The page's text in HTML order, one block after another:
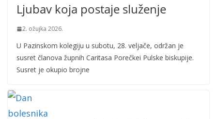
Ljubav koja postaje služenje
2. ožujka 2026.
U Pazinskom kolegiju u subotu, 28. veljače, održan je
susret članova župnih Caritasa Porečkei Pulske biskupije.
Susret je okupio brojne